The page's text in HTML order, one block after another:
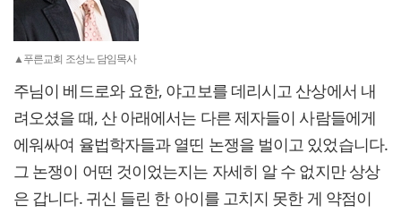
▲푸른교회 조성노 담임목사
주님이 베드로와 요한, 야고보를 데리시고 산상에서 내
려오셨을 때, 산 아래에서는 다른 제자들이 사람들에게
에워싸여 율법학자들과 열띤 논쟁을 벌이고 있었습니다.
그 논쟁이 어떤 것이었는지는 자세히 알 수 없지만 상상
은 갑니다. 귀신 들린 한 아이를 고치지 못한 게 약점이